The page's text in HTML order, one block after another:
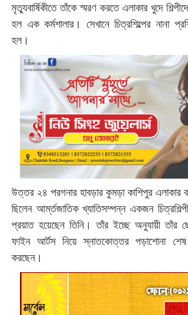
মৃত্যুবার্ষিকীতে তাঁকে স্মরণ করতে এলাকার খুদে
হল এক কর্মশালার। সেখানে চিত্রশিল্পের নানা
হল।
উত্তর ২৪ পরগনার হাবড়ার কুমড়া কাশিপুর এলাকার
ছিলেন আর্ম্তজাতিক খ্যাতিসম্পন্ন একজন
প্রয়াত হয়েছেন তিনি। তাঁর ইচ্ছে অনুযায়ী তাঁর
ফাইন আর্টস নিয়ে স্নাতকোত্তর পড়াশোনা
করছেন।